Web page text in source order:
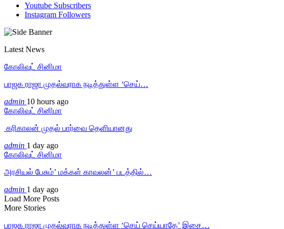
Youtube Subscribers
Instagram Followers
Latest News
கோலிவுட் சினிமா
பாஜக ராஜா முதல்வராக நடித்துள்ள ‘செய்…
admin 10 hours ago
கோலிவுட் சினிமா
‎ கரிகாலன் முதல் பார்வை தெளியானது
admin 1 day ago
கோலிவுட் சினிமா
அரசியல் பேசும்’ மக்கள் காவலன்’ படத்தில்…
admin 1 day ago
Load More Posts
More Stories
பாஜக ராஜா முதல்வராக நடித்துள்ள ‘செய் செய்யாதே’ இசை…